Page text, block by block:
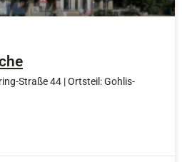
Straße 44 | Ortsteil: Gohlis-